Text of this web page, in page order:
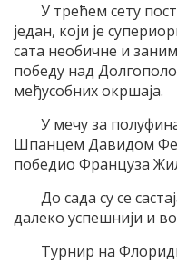
У трећем сету
један, који је
сата необичне и
победу над
међусобних окршаја.
У мечу за
Шпанцем Давидом
победио Француза
До сада су се
далеко успешнији и
Турнир на